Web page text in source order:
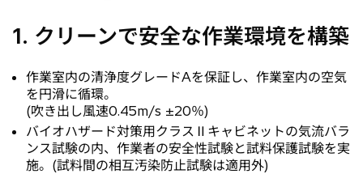
1. クリーンで安全な作業環境を構築
作業室内の清浄度グレードAを保証し、作業室内の空気
を円滑に循環。
(吹き出し風速0.45m/s ±20％)
バイオハザード対策用クラスⅡキャビネットの気流バラ
ンス試験の内、作業者の安全性試験と試料保護試験を実
施。(試料間の相互汚染防止試験は適用外)